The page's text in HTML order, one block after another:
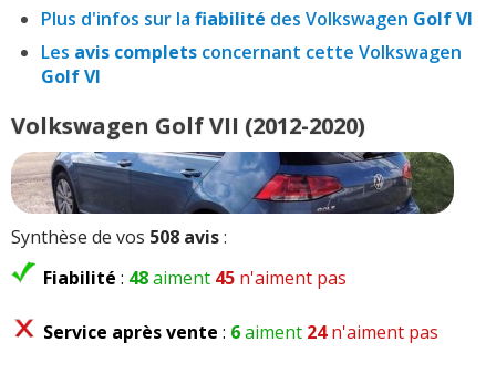
Plus d'infos sur la fiabilité des Volkswagen Golf VI
Les avis complets concernant cette Volkswagen
Golf VI
Volkswagen Golf VII (2012-2020)
Synthèse de vos 508 avis:
Fiabilité : 48aiment 45 n'aiment pas
Service après vente : 6aiment 24n'aiment pas